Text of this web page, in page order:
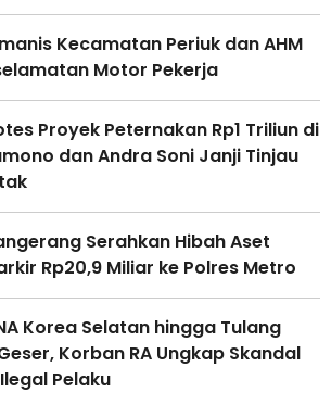
Kecamatan Periuk dan AHM
Motor Pekerja
Proyek Peternakan Rp1 Triliun di
dan Andra Soni Janji Tinjau
Serahkan Hibah Aset
Rp20,9 Miliar ke Polres Metro
Korea Selatan hingga Tulang
Korban RA Ungkap Skandal
Pelaku